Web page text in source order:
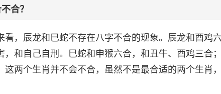
合？
看，辰龙和巳蛇不存在八字不合的现象。辰龙和酉鸡
，和自己自刑。巳蛇和申猴六合，和丑牛、酉鸡三合
这两个生肖并不会不合，虽然不是最合适的两个生肖